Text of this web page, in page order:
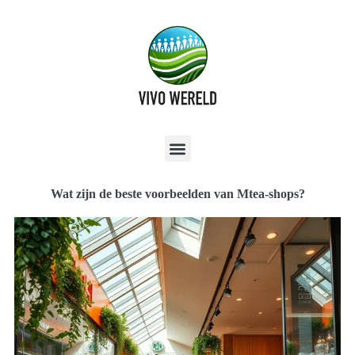
Wat zijn de beste voorbeelden van Mtea-shops?